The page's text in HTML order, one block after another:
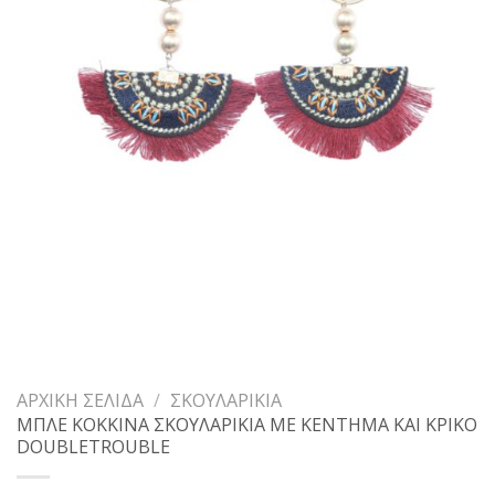
ΑΡΧΙΚΉ ΣΕΛΊΔΑ / ΣΚΟΥΛΑΡΊΚΙΑ
ΜΠΛΕ ΚΟΚΚΙΝΑ ΣΚΟΥΛΑΡΙΚΙΑ ΜΕ ΚΕΝΤΗΜΑ ΚΑΙ ΚΡΙΚΟ
DOUBLETROUBLE